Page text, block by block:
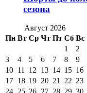
сезона
Август 2026
Пн Вт Ср Чт Пт Сб Вс
1
2
3
4 5 6 7 8
9
10 11 12 13 14 15 16
17 18 19 20 21 22 23
24 25 26 27 28 29 30